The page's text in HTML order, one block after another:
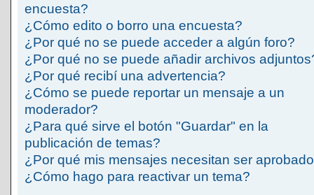
encuesta?
¿Cómo edito o borro una encuesta?
¿Por qué no se puede acceder a algún foro?
¿Por qué no se puede añadir archivos
¿Por qué recibí una advertencia?
¿Cómo se puede reportar un mensaje a un
moderador?
¿Para qué sirve el botón "Guardar" en la
publicación de temas?
¿Por qué mis mensajes necesitan ser
¿Cómo hago para reactivar un tema?